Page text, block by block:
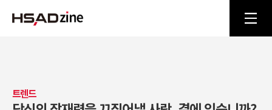
트렌드